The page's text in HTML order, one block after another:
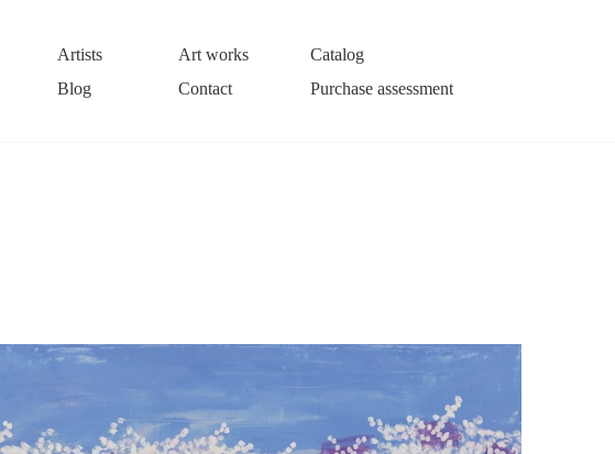
Artists Art works
Catalog
Blog
Contact Purchase assessment